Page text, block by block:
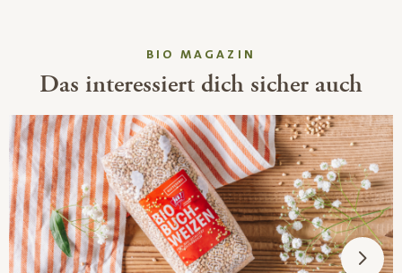
BIO MAGAZIN
Das interessiert dich sicher auch